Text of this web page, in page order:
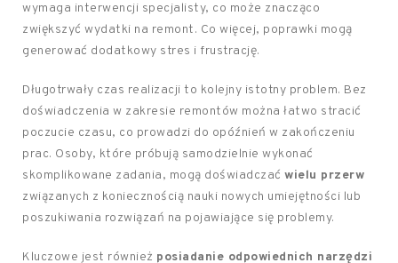
wymaga interwencji specjalisty, co może znacząco
zwiększyć wydatki na remont. Co więcej, poprawki mogą
generować dodatkowy stres i frustrację.
Długotrwały czas realizacji to kolejny istotny problem. Bez
doświadczenia w zakresie remontów można łatwo stracić
poczucie czasu, co prowadzi do opóźnień w zakończeniu
prac. Osoby, które próbują samodzielnie wykonać
skomplikowane zadania, mogą doświadczać wielu przerw
związanych z koniecznością nauki nowych umiejętności lub
poszukiwania rozwiązań na pojawiające się problemy.
Kluczowe jest również posiadanie odpowiednich narzędzi